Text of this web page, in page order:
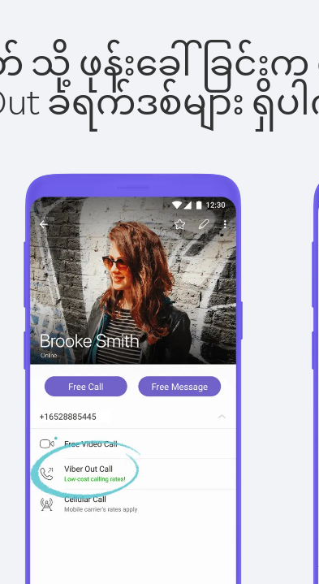
တ် သို့ ဖုန်းခေါ်ခြ
ခရက်ဒစ်များ